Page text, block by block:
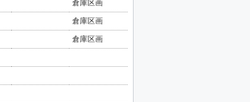
倉庫区画
倉庫区画
倉庫区画